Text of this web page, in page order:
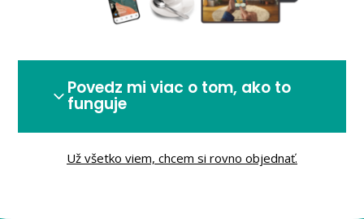
Povedz mi viac o tom, ako to
funguje
Už všetko viem, chcem si rovno objednať.